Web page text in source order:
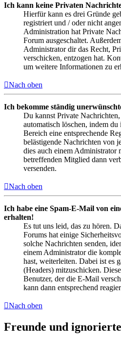
Ich kann keine Privaten
Hierfür kann es drei Gründe
registriert und / oder nicht
Administration hat Private
Forum ausgeschaltet.
Administrator dir das Recht,
verschicken, entzogen hat.
um weitere Informationen zu
Nach oben
Ich bekomme ständig
Du kannst Private
automatisch löschen, indem
Bereich eine entsprechende
belästigende Nachrichten von
dies auch einem Administrator
betreffenden Mitglied dann
versenden.
Nach oben
Ich habe eine Spam-E-Mail von
erhalten!
Es tut uns leid, das zu hören.
Forums hat einige
solche Nachrichten senden,
einem Administrator die
hast, weiterleiten. Dabei ist es
(Headers) mitzuschicken.
Benutzer, der die E-Mail
kann dann entsprechend
Nach oben
Freunde und